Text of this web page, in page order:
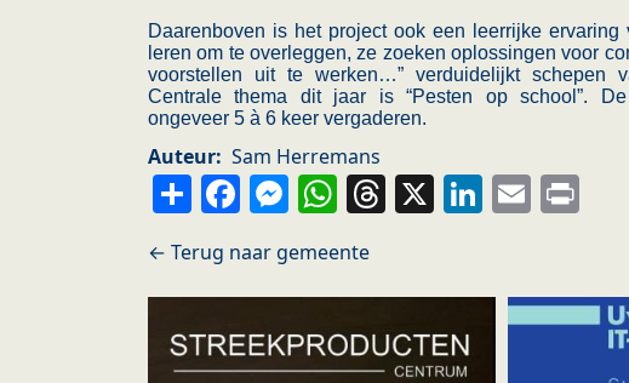
Daarenboven is het project ook een leerrijke ervaring
leren om te overleggen, ze zoeken oplossingen voor
voorstellen uit te werken…” verduidelijkt schepen
Centrale thema dit jaar is “Pesten op school”. De
ongeveer 5 à 6 keer vergaderen.
Auteur Sam Herremans
ShareFacebook
Messenger
WhatsApp
Threads
X Email